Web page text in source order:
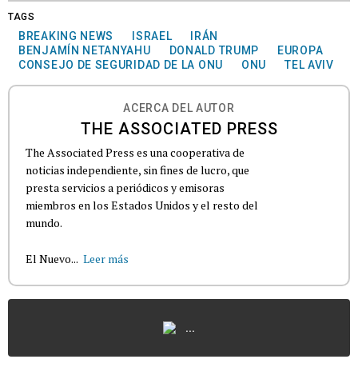
TAGS
BREAKING NEWS ISRAEL
IRÁN
BENJAMÍN NETANYAHU
DONALD TRUMP
EUROPA
CONSEJO DE SEGURIDAD DE LA ONU
ONU TEL AVIV
ACERCA DEL AUTOR
THE ASSOCIATED PRESS
The Associated Press es una cooperativa de
noticias independiente, sin fines de lucro, que
presta servicios a periódicos y emisoras
miembros en los Estados Unidos y el resto del
mundo.
El Nuevo... Leer más
...